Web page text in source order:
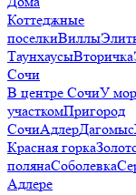
Коттеджные
поселкиВиллы
ТаунхаусыВторичка
Сочи
В центре СочиУ
участкомПригород
СочиАдлерДагомыс
Красная горка
полянаСоболевка
Адлере